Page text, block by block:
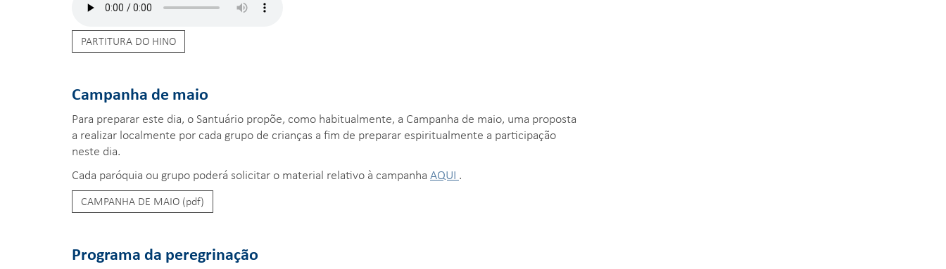
PARTITURA DO HINO
Campanha de maio
Para preparar este dia, o Santuário propõe, como habitualmente, a Campanha de maio, uma proposta
a realizar localmente por cada grupo de crianças a fim de preparar espiritualmente a participação
neste dia.
Cada paróquia ou grupo poderá solicitar o material relativo à campanha AQUI .
CAMPANHA DE MAIO (pdf)
Programa da peregrinação